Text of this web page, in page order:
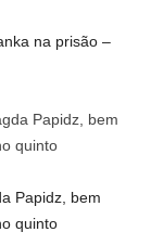
na prisão –
Papidz, bem
quinto